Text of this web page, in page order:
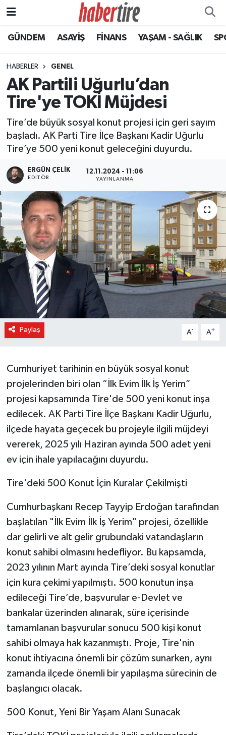
GÜNDEM ASAYİŞ FİNANS YAŞAM - SAĞLIK
HABERLER GENEL
AK Partili Uğurlu’dan
Tire'ye TOKİ Müjdesi
Tire’de büyük sosyal konut projesi için geri sayım
başladı. AK Parti Tire İlçe Başkanı Kadir Uğurlu
Tire’ye 500 yeni konut geleceğini duyurdu.
ERGÜN ÇELIK
EDITÖR
12.11.2024 - 11:06
YAYINLANMA
Paylaş A- A+
Cumhuriyet tarihinin en büyük sosyal konut
projelerinden biri olan “İlk Evim İlk İş Yerim”
projesi kapsamında Tire'de 500 yeni konut inşa
edilecek. AK Parti Tire İlçe Başkanı Kadir Uğurlu,
ilçede hayata geçecek bu projeyle ilgili müjdeyi
vererek, 2025 yılı Haziran ayında 500 adet yeni
ev için ihale yapılacağını duyurdu.
Tire'deki 500 Konut İçin Kuralar Çekilmişti
Cumhurbaşkanı Recep Tayyip Erdoğan tarafından
başlatılan "İlk Evim İlk İş Yerim" projesi, özellikle
dar gelirli ve alt gelir grubundaki vatandaşların
konut sahibi olmasını hedefliyor. Bu kapsamda,
2023 yılının Mart ayında Tire’deki sosyal konutlar
için kura çekimi yapılmıştı. 500 konutun inşa
edileceği Tire’de, başvurular e-Devlet ve
bankalar üzerinden alınarak, süre içerisinde
tamamlanan başvurular sonucu 500 kişi konut
sahibi olmaya hak kazanmıştı. Proje, Tire'nin
konut ihtiyacına önemli bir çözüm sunarken, aynı
zamanda ilçede önemli bir yapılaşma sürecinin de
başlangıcı olacak.
500 Konut, Yeni Bir Yaşam Alanı Sunacak
Tire Nöbetçi Eczaneler
Tire Hava Durumu
Tire Trafik Yoğunluk Haritası
Tüm Manşetler
Son Dakika Haberleri
Haber Arşivi